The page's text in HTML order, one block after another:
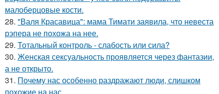
малоберцовые кости.
28. "Валя Красавица": мама Тимати заявила, что невеста
рэпера не похожа на нее.
29. Тотальный контроль - слабость или сила?
30. Женская сексуальность проявляется через фантазии,
а не открыто.
31. Почему нас особенно раздражают люди, слишком